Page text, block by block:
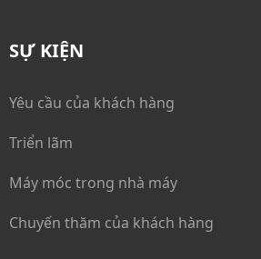
SỰ KIỆN
Yêu cầu của khách hàng
Triển lãm
Máy móc trong nhà máy
Chuyến thăm của khách hàng